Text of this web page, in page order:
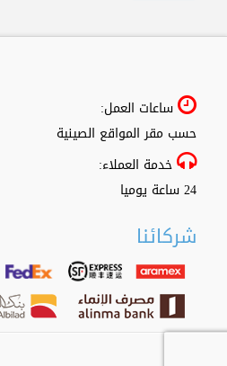
ساعات العمل:
حسب مقر المواقع الصينية
خدمة العملاء:
24 ساعة يوميا
شركائنا